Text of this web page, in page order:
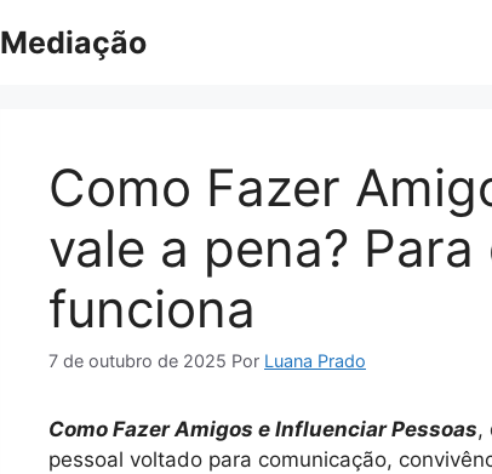
Mediação
Como Fazer
vale a pena?
funciona
7 de outubro de 2025 Por Luana Prado
Como Fazer Amigos e Influenciar Pessoas,
pessoal voltado para comunicação,